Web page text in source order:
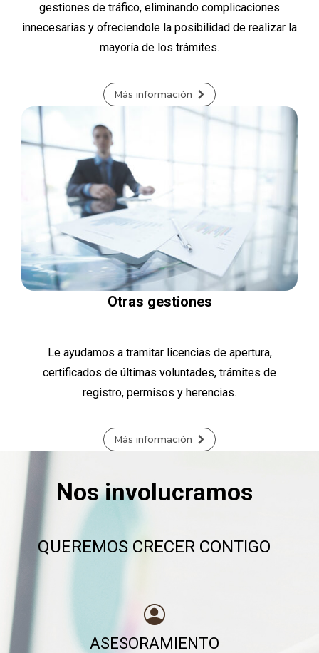
gestiones de tráfico, eliminando complicaciones
innecesarias y ofreciendole la posibilidad de realizar la
mayoría de los trámites.
Más información
Otras gestiones
Le ayudamos a tramitar licencias de apertura,
certificados de últimas voluntades, trámites de
registro, permisos y herencias.
Más información
Nos involucramos
QUEREMOS CRECER CONTIGO
ASESORAMIENTO